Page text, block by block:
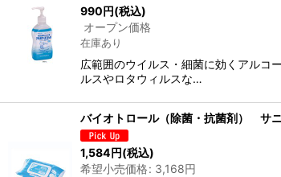
990円(税込)
オープン価格
在庫あり
広範囲のウイルス・細菌に効くアルコ
ルスやロタウィルスな…
バイオトロール（除菌・抗菌剤）
1,584円(税込)
希望小売価格: 3,168円